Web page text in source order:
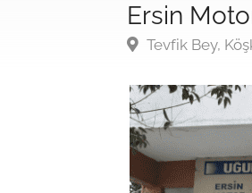
Ersin
Tevfik Bey,